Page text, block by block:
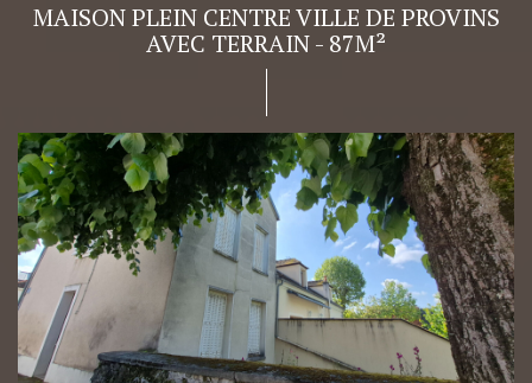
MAISON PLEIN CENTRE VILLE DE PROVINS
AVEC TERRAIN - 87M²